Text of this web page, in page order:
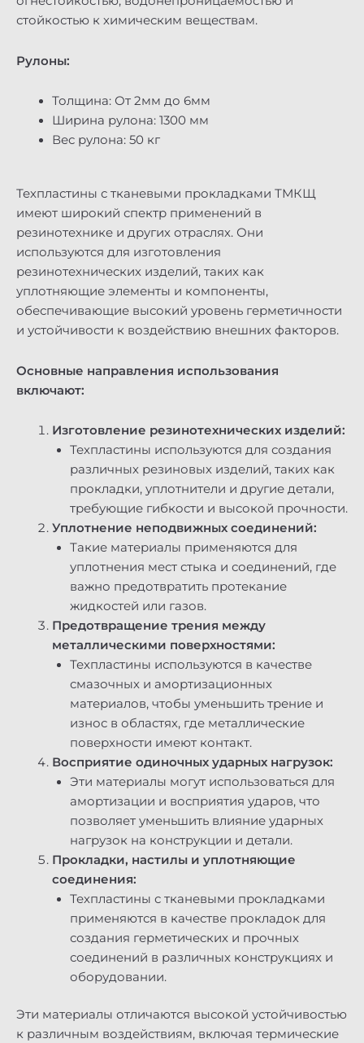
стойкостью к химическим веществам.
Рулоны:
Толщина: От 2мм до 6мм
Ширина рулона: 1300 мм
Вес рулона: 50 кг
Техпластины с тканевыми прокладками ТМКЩ
имеют широкий спектр применений в
резинотехнике и других отраслях. Они
используются для изготовления
резинотехнических изделий, таких как
уплотняющие элементы и компоненты,
обеспечивающие высокий уровень герметичности
и устойчивости к воздействию внешних факторов.
Основные направления использования
включают:
Изготовление резинотехнических изделий:
Техпластины используются для создания
различных резиновых изделий, таких как
прокладки, уплотнители и другие детали,
требующие гибкости и высокой прочности.
Уплотнение неподвижных соединений:
Такие материалы применяются для
уплотнения мест стыка и соединений, где
важно предотвратить протекание
жидкостей или газов.
Предотвращение трения между
металлическими поверхностями:
Техпластины используются в качестве
смазочных и амортизационных
материалов, чтобы уменьшить трение и
износ в областях, где металлические
поверхности имеют контакт.
Восприятие одиночных ударных нагрузок:
Эти материалы могут использоваться для
амортизации и восприятия ударов, что
позволяет уменьшить влияние ударных
нагрузок на конструкции и детали.
Прокладки, настилы и уплотняющие
соединения:
Техпластины с тканевыми прокладками
применяются в качестве прокладок для
создания герметических и прочных
соединений в различных конструкциях и
оборудовании.
Эти материалы отличаются высокой устойчивостью
к различным воздействиям, включая термические